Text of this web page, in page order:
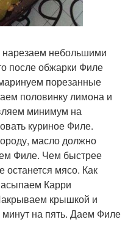
небольшими
после обжарки Филе
порезанные
половинку лимона и
минимум на
куриное Филе.
масло должно
Филе. Чем быстрее
останется мясо. Как
Карри
крышкой и
на пять. Даем Филе